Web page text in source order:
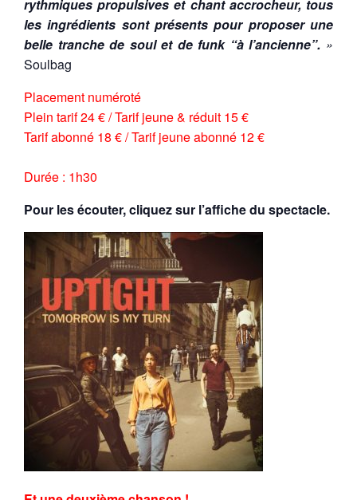
rythmiques propulsives et chant accrocheur, tous
les ingrédients sont présents pour proposer une
belle tranche de soul et de funk “à l’ancienne”. »
Soulbag
Placement numéroté
Plein tarif 24 € /Tarif jeune & réduit 15 €
Tarif abonné 18 € / Tarif jeune abonné 12 €
Durée : 1h30
Pour les écouter, cliquez sur l’affiche du spectacle.